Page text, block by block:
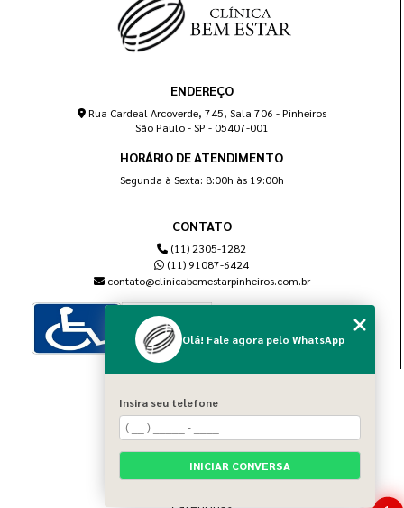
ENDEREÇO
Rua Cardeal Arcoverde, 745, Sala 706 - Pinheiros
São Paulo - SP - 05407-001
HORÁRIO DE ATENDIMENTO
Segunda à Sexta: 8:00h às 19:00h
CONTATO
(11) 2305-1282
(11) 91087-6424
contato@clinicabemestarpinheiros.com.br
Home
Sobre nós
Blog
Serviços
Olá! Fale agora pelo WhatsApp
Insira seu telefone
INICIAR CONVERSA